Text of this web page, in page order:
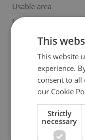
Usable area
Land area
Year of acceptance
Move-in date
This
This website
experience.
consent to all
our Cookie
Strictly
necessary